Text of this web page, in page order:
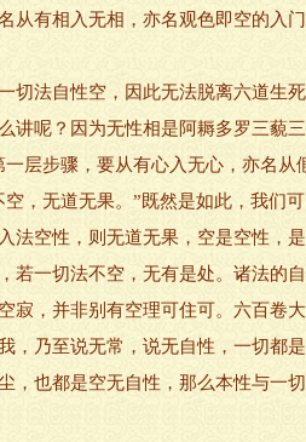
从有相入无相，亦名观色即空的入
切法自性空，因此无法脱离六道生
讲呢？因为无性相是阿耨多罗三藐
层步骤，要从有心入无心，亦名
空，无道无果。”既然是如此，我们
法空性，则无道无果，空是空性，
若一切法不空，无有是处。诸法的
寂，并非别有空理可住可。六百卷
，乃至说无常，说无自性，一切都
，也都是空无自性，那么本性与一